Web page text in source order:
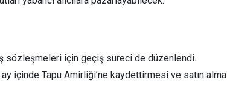
sözleşmeleri için geçiş süreci de düzenlendi.
içinde Tapu Amirliği’ne kaydettirmesi ve satın alma